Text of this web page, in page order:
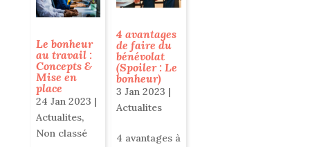
Le bonheur
au travail :
Concepts &
Mise en
place
24 Jan 2023 |
Actualites,
Non classé
4 avantages
de faire du
bénévolat
(Spoiler : Le
bonheur)
3 Jan 2023 |
Actualites
4 avantages à